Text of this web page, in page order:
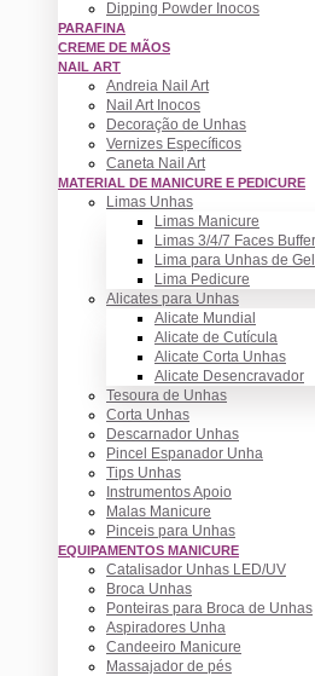
Dipping Powder Inocos
PARAFINA
CREME DE MÃOS
NAIL ART
Andreia Nail Art
Nail Art Inocos
Decoração de Unhas
Vernizes Específicos
Caneta Nail Art
MATERIAL DE MANICURE E PEDICURE
Limas Unhas
Limas Manicure
Limas 3/4/7 Faces
Lima para Unhas de Gel
Lima Pedicure
Alicates para Unhas
Alicate Mundial
Alicate de Cutícula
Alicate Corta Unhas
Alicate Desencravador
Tesoura de Unhas
Corta Unhas
Descarnador Unhas
Pincel Espanador Unha
Tips Unhas
Instrumentos Apoio
Malas Manicure
Pinceis para Unhas
EQUIPAMENTOS MANICURE
Catalisador Unhas LED/UV
Broca Unhas
Ponteiras para Broca de Unhas
Aspiradores Unha
Candeeiro Manicure
Massajador de pés